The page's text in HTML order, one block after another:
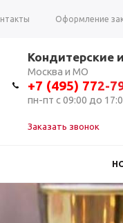
Оформление
Кондитерские
Москва и МО
+7 (495) 772-
пн-пт с 09:00 до
Заказать звонок